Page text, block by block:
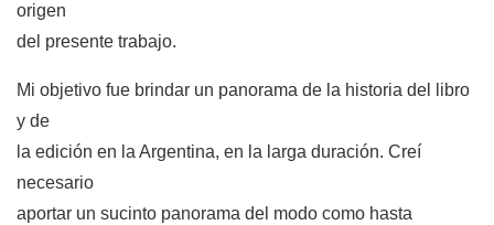
origen
del presente trabajo.
Mi objetivo fue brindar un panorama de la historia del libro
y de
la edición en la Argentina, en la larga duración. Creí
necesario
aportar un sucinto panorama del modo como hasta